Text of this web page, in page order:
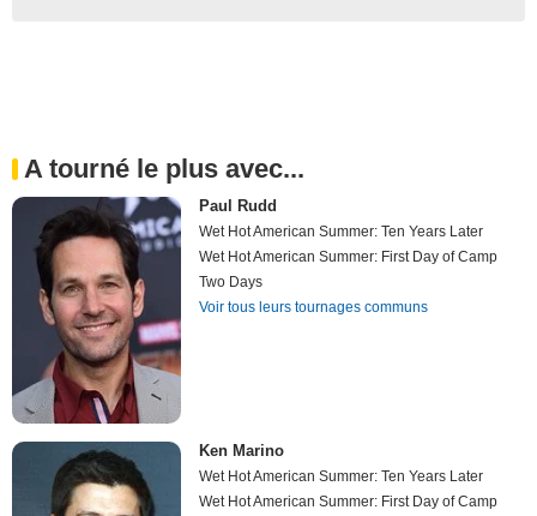
A tourné le plus avec...
Paul Rudd
Wet Hot American Summer: Ten Years Later
Wet Hot American Summer: First Day of Camp
Two Days
Voir tous leurs tournages communs
Ken Marino
Wet Hot American Summer: Ten Years Later
Wet Hot American Summer: First Day of Camp